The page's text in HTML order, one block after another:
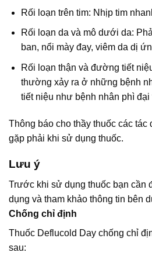
Rối loạn trên tim: Nhịp tim
Rối loạn da và mô dưới da:
ban, nổi mày đay, viêm da dị
Rối loạn thận và đường tiết
thường xảy ra ở những bệnh
tiết niệu như bệnh nhân phì đại
Thông báo cho thầy thuốc các tác
gặp phải khi sử dụng thuốc.
Lưu ý
Trước khi sử dụng thuốc bạn cần
dụng và tham khảo thông tin bên
Chống chỉ định
Thuốc Deflucold Day chống chỉ
sau: